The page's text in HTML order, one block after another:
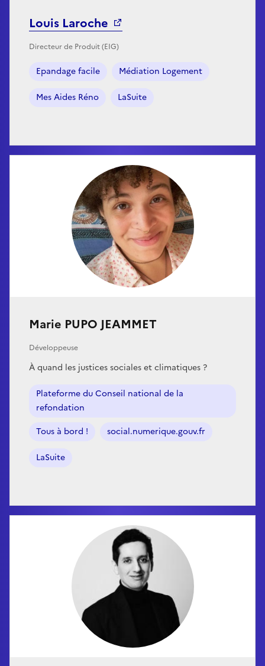
Louis Laroche
Directeur de Produit (EIG)
Epandage facile Médiation Logement
Mes Aides Réno LaSuite
Marie PUPO JEAMMET
Développeuse
À quand les justices sociales et climatiques ?
Plateforme du Conseil national de la
refondation
Tous à bord !
social.numerique.gouv.fr
LaSuite